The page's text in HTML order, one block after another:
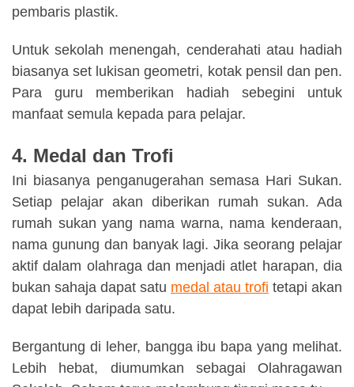
pembaris plastik.
Untuk sekolah menengah, cenderahati atau hadiah
biasanya set lukisan geometri, kotak pensil dan pen.
Para guru memberikan hadiah sebegini untuk
manfaat semula kepada para pelajar.
4. Medal dan Trofi
Ini biasanya penganugerahan semasa Hari Sukan.
Setiap pelajar akan diberikan rumah sukan. Ada
rumah sukan yang nama warna, nama kenderaan,
nama gunung dan banyak lagi. Jika seorang pelajar
aktif dalam olahraga dan menjadi atlet harapan, dia
bukan sahaja dapat satu medal atau trofi tetapi akan
dapat lebih daripada satu.
Bergantung di leher, bangga ibu bapa yang melihat.
Lebih hebat, diumumkan sebagai Olahragawan